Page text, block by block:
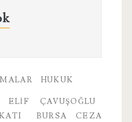
HUKUK
ELIF ÇAVUŞOĞLU
BURSA CEZA